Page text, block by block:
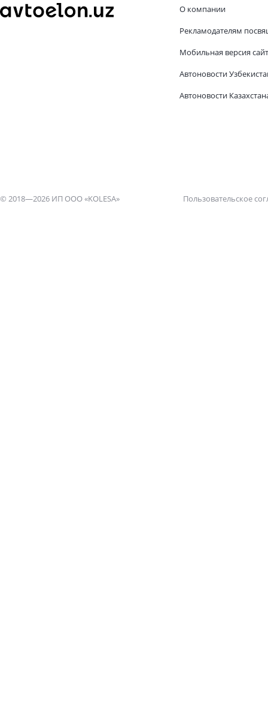
О компании
Рекламодателям
Мобильная версия
Автоновости
Автоновости
© 2018—2026 ИП ООО «KOLESA» Пользовательское